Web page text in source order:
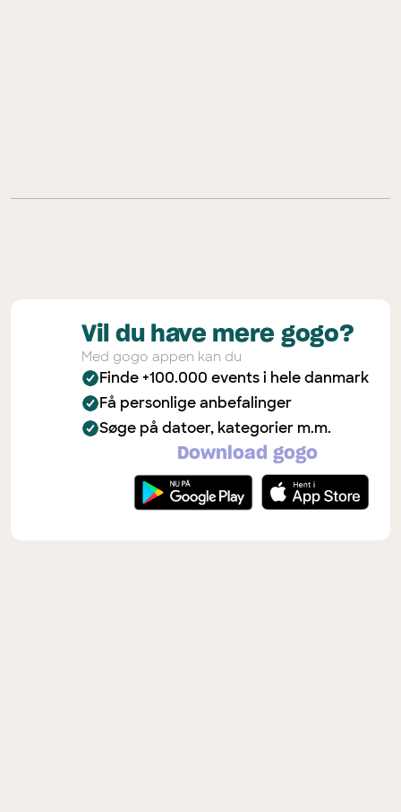
Vil du have mere gogo?
Med gogo appen kan du
Finde +100.000 events i hele danmark
Få personlige anbefalinger
Søge på datoer, kategorier m.m.
Download gogo